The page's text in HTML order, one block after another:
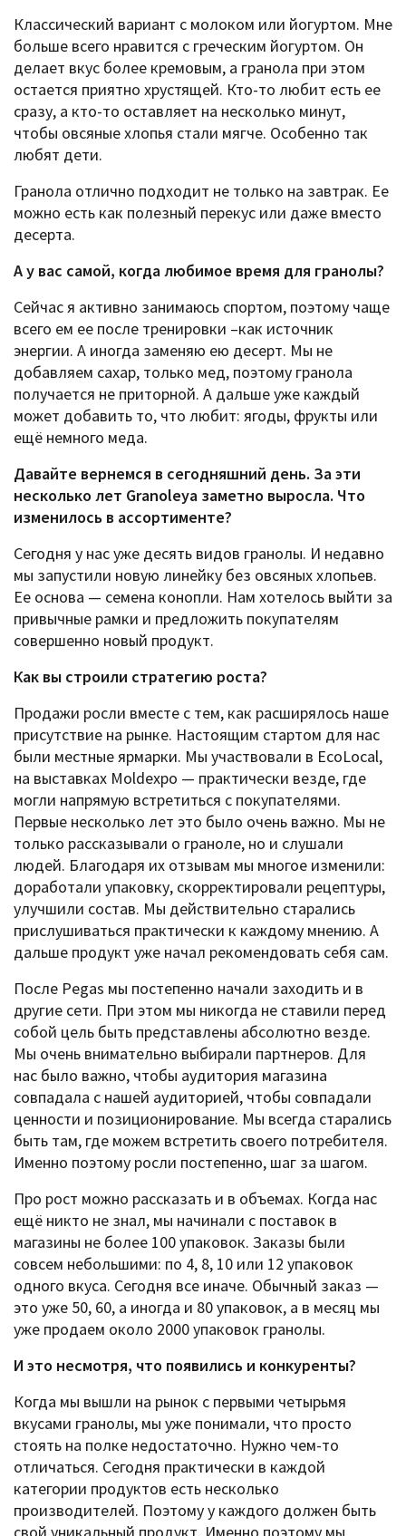
Классический вариант с молоком или йогуртом. Мне
больше всего нравится с греческим йогуртом. Он
делает вкус более кремовым, а гранола при этом
остается приятно хрустящей. Кто-то любит есть ее
сразу, а кто-то оставляет на несколько минут,
чтобы овсяные хлопья стали мягче. Особенно так
любят дети.
Гранола отлично подходит не только на завтрак. Ее
можно есть как полезный перекус или даже вместо
десерта.
А у вас самой, когда любимое время для гранолы?
Сейчас я активно занимаюсь спортом, поэтому чаще
всего ем ее после тренировки –как источник
энергии. А иногда заменяю ею десерт. Мы не
добавляем сахар, только мед, поэтому гранола
получается не приторной. А дальше уже каждый
может добавить то, что любит: ягоды, фрукты или
ещё немного меда.
Давайте вернемся в сегодняшний день. За эти
несколько лет Granoleya заметно выросла. Что
изменилось в ассортименте?
Сегодня у нас уже десять видов гранолы. И недавно
мы запустили новую линейку без овсяных хлопьев.
Ее основа — семена конопли. Нам хотелось выйти за
привычные рамки и предложить покупателям
совершенно новый продукт.
Как вы строили стратегию роста?
Продажи росли вместе с тем, как расширялось наше
присутствие на рынке. Настоящим стартом для нас
были местные ярмарки. Мы участвовали в EcoLocal,
на выставках Moldexpo — практически везде, где
могли напрямую встретиться с покупателями.
Первые несколько лет это было очень важно. Мы не
только рассказывали о граноле, но и слушали
людей. Благодаря их отзывам мы многое изменили:
доработали упаковку, скорректировали рецептуры,
улучшили состав. Мы действительно старались
прислушиваться практически к каждому мнению. А
дальше продукт уже начал рекомендовать себя сам.
После Pegas мы постепенно начали заходить и в
другие сети. При этом мы никогда не ставили перед
собой цель быть представлены абсолютно везде.
Мы очень внимательно выбирали партнеров. Для
нас было важно, чтобы аудитория магазина
совпадала с нашей аудиторией, чтобы совпадали
ценности и позиционирование. Мы всегда старались
быть там, где можем встретить своего потребителя.
Именно поэтому росли постепенно, шаг за шагом.
Про рост можно рассказать и в объемах. Когда нас
ещё никто не знал, мы начинали с поставок в
магазины не более 100 упаковок. Заказы были
совсем небольшими: по 4, 8, 10 или 12 упаковок
одного вкуса. Сегодня все иначе. Обычный заказ —
это уже 50, 60, а иногда и 80 упаковок, а в месяц мы
уже продаем около 2000 упаковок гранолы.
И это несмотря, что появились и конкуренты?
Когда мы вышли на рынок с первыми четырьмя
вкусами гранолы, мы уже понимали, что просто
стоять на полке недостаточно. Нужно чем-то
отличаться. Сегодня практически в каждой
категории продуктов есть несколько
производителей. Поэтому у каждого должен быть